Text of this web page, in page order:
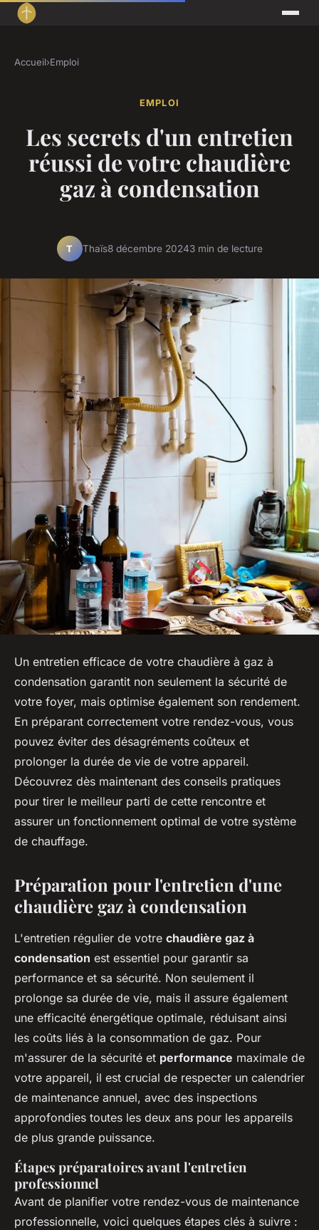
Accueil›Emploi
EMPLOI
Les secrets d'un entretien
réussi de votre chaudière
gaz à condensation
T Thaïs8 décembre 20243 min de lecture
Un entretien efficace de votre chaudière à gaz à
condensation garantit non seulement la sécurité de
votre foyer, mais optimise également son rendement.
En préparant correctement votre rendez-vous, vous
pouvez éviter des désagréments coûteux et
prolonger la durée de vie de votre appareil.
Découvrez dès maintenant des conseils pratiques
pour tirer le meilleur parti de cette rencontre et
assurer un fonctionnement optimal de votre système
de chauffage.
Préparation pour l'entretien d'une
chaudière gaz à condensation
L'entretien régulier de votre chaudière gaz à
condensation est essentiel pour garantir sa
performance et sa sécurité. Non seulement il
prolonge sa durée de vie, mais il assure également
une efficacité énergétique optimale, réduisant ainsi
les coûts liés à la consommation de gaz. Pour
m'assurer de la sécurité et performance maximale de
votre appareil, il est crucial de respecter un calendrier
de maintenance annuel, avec des inspections
approfondies toutes les deux ans pour les appareils
de plus grande puissance.
Étapes préparatoires avant l'entretien
professionnel
Avant de planifier votre rendez-vous de maintenance
professionnelle, voici quelques étapes clés à suivre :